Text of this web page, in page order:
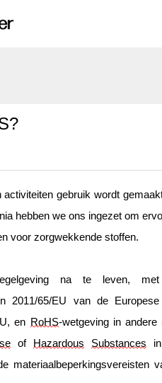
gebruik wordt
hebben we ons ingezet om
voor zorgwekkende stoffen.
na te leven,
2011/65/EU van de
en RoHS-wetgeving in andere
of Hazardous Substances in
materiaalbeperkingsvereisten